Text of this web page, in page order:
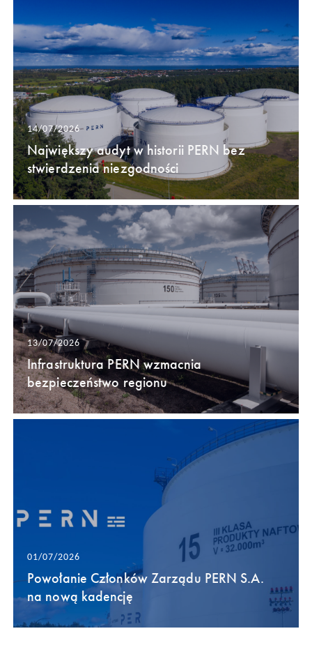
14/07/2026
Największy audyt w historii PERN bez
stwierdzenia niezgodności
13/07/2026
Infrastruktura PERN wzmacnia
bezpieczeństwo regionu
01/07/2026
Powołanie Członków Zarządu PERN S.A.
na nową kadencję